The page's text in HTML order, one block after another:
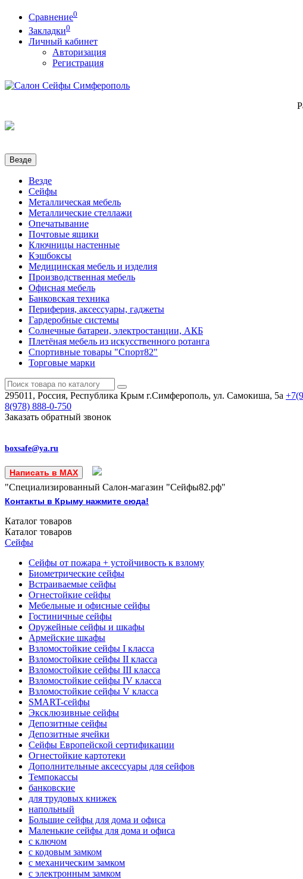
Сравнение0
Закладки0
Личный кабинет
Авторизация
Регистрация
Везде
Везде
Сейфы
Металлическая мебель
Металлические стеллажи
Опечатывание
Почтовые ящики
Ключницы настенные
Кэшбоксы
Медицинская мебель и изделия
Производственная мебель
Офисная мебель
Банковская техника
Периферия, аксессуары, гаджеты
Гардеробные системы
Солнечные батареи, электростанции, АКБ
Плетёная мебель из искусственного ротанга
Спортивные товары "Спорт82"
Торговые марки
295011, Россия, Республика Крым г.Симферополь, ул. Самокиша, 5а
8(978) 888-0-750
Заказать обратный звонок
boxsafe@ya.ru
Написать в MAX
"Специализированный Салон-магазин "Сейфы82.рф"
Контакты в Крыму нажмите сюда!
Каталог товаров
Каталог товаров
Сейфы
Сейфы от пожара + устойчивость к взлому
Биометрические сейфы
Встраиваемые сейфы
Огнестойкие сейфы
Мебельные и офисные сейфы
Гостиничные сейфы
Оружейные сейфы и шкафы
Армейские шкафы
Взломостойкие сейфы I класса
Взломостойкие сейфы II класса
Взломостойкие сейфы III класса
Взломостойкие сейфы IV класса
Взломостойкие сейфы V класса
SMART-сейфы
Эксклюзивные сейфы
Депозитные сейфы
Депозитные ячейки
Сейфы Европейской сертификации
Огнестойкие картотеки
Дополнительные аксессуары для сейфов
Темпокассы
банковские
для трудовых книжек
напольный
Большие сейфы для дома и офиса
Маленькие сейфы для дома и офиса
с ключом
с кодовым замком
с механическим замком
с электронным замком